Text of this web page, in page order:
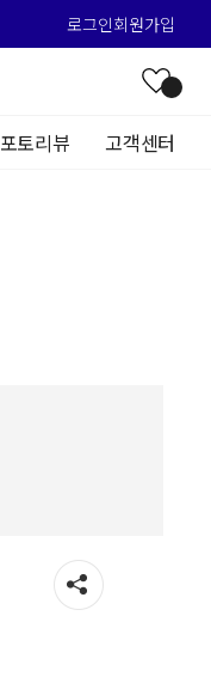
로그인회원가입
포토리뷰 고객센터